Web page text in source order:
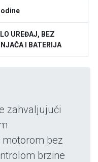
UREĐAJ, BEZ
I BATERIJA
zahvaljujući
bez
brzine